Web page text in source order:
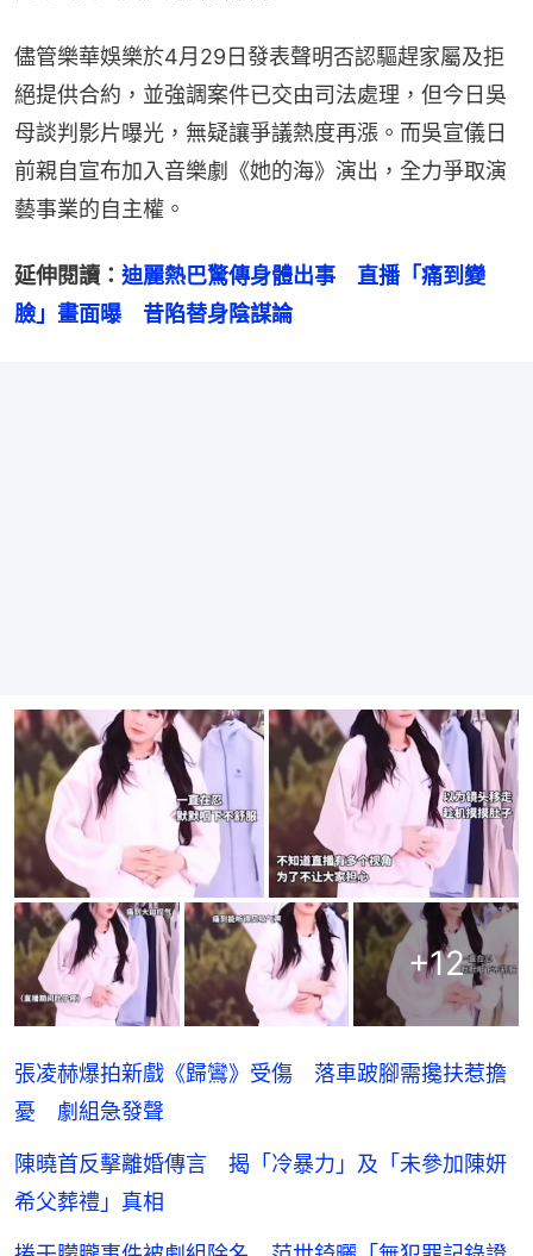
儘管樂華娛樂於4月29日發表聲明否認驅趕家屬及拒
絕提供合約，並強調案件已交由司法處理，但今日吳
母談判影片曝光，無疑讓爭議熱度再漲。而吳宣儀日
前親自宣布加入音樂劇《她的海》演出，全力爭取演
藝事業的自主權。
延伸閱讀： 迪麗熱巴驚傳身體出事　直播「痛到變
臉」畫面曝　昔陷替身陰謀論
+12
張凌赫爆拍新戲《歸鸞》受傷 落車跛腳需攙扶惹擔
憂 劇組急發聲
陳曉首反擊離婚傳言 揭「冷暴力」及「未參加陳妍
希父葬禮」真相